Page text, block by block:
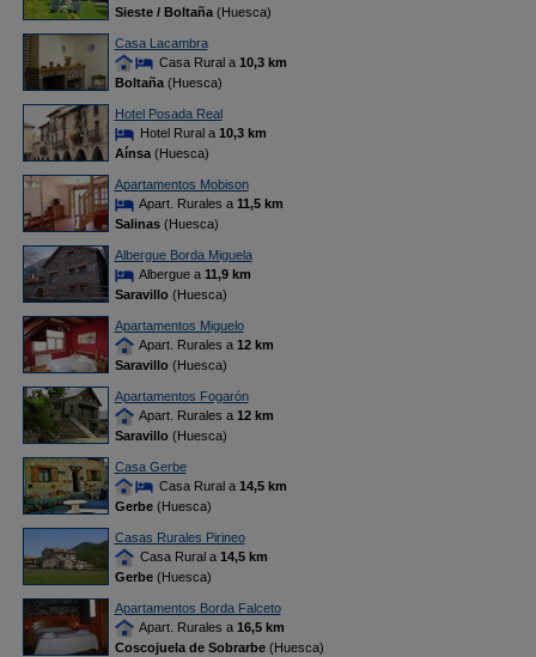
Sieste / Boltaña(Huesca)
Casa Lacambra
Casa Rural a 10,3 km
Boltaña(Huesca)
Hotel Posada Real
Hotel Rural a 10,3 km
Aínsa(Huesca)
Apartamentos Mobison
Apart. Rurales a 11,5 km
Salinas(Huesca)
Albergue Borda Miguela
Albergue a 11,9 km
Saravillo(Huesca)
Apartamentos Miguelo
Apart. Rurales a 12 km
Saravillo(Huesca)
Apartamentos Fogarón
Apart. Rurales a 12 km
Saravillo(Huesca)
Casa Gerbe
Casa Rural a 14,5 km
Gerbe(Huesca)
Casas Rurales Pirineo
Casa Rural a 14,5 km
Gerbe(Huesca)
Apartamentos Borda Falceto
Apart. Rurales a 16,5 km
Coscojuela de Sobrarbe(Huesca)